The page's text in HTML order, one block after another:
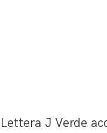
Lettera J Verde